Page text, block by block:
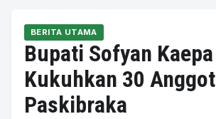
BERITA UTAMA
Bupati Sofyan Kaepa
Kukuhkan 30
Paskibraka